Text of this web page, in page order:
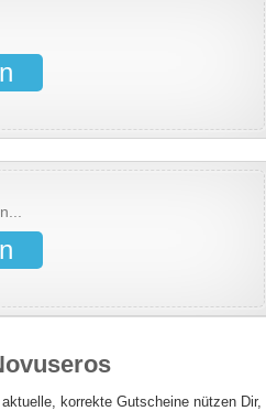
korrekte Gutscheine nützen Dir,